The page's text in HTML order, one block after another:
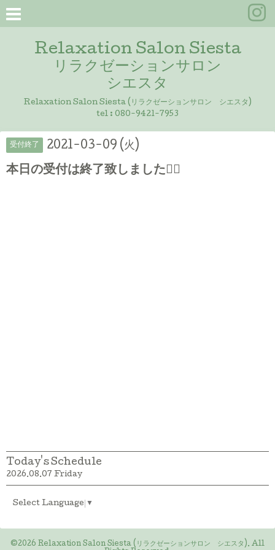
Relaxation Salon Siesta
リラクゼーションサロン
シエスタ
Relaxation Salon Siesta (リラクゼーションサロン シエスタ)
tel : 080-9421-7953
受付終了 2021-03-09 (火)
本日の受付は終了致しました🙇‍♀️
Today's Schedule
2026.08.07 Friday
Select Language ▼
©2026 Relaxation Salon Siesta (リラクゼーションサロン シエスタ). All